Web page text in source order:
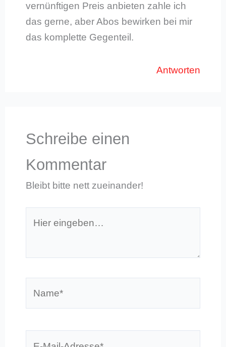
vernünftigen Preis anbieten zahle ich
das gerne, aber Abos bewirken bei mir
das komplette Gegenteil.
Antworten
Schreibe einen
Kommentar
Bleibt bitte nett zueinander!
eingeben…